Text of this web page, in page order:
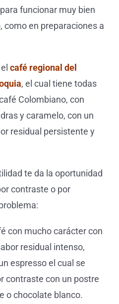
funcionar muy bien
como en preparaciones a
café regional del
a, el cual tiene todas
Colombiano, con
y caramelo, con un
residual persistente y
te da la oportunidad
contraste o por
con mucho carácter con
residual intenso,
espresso el cual se
contraste con un postre
o chocolate blanco.